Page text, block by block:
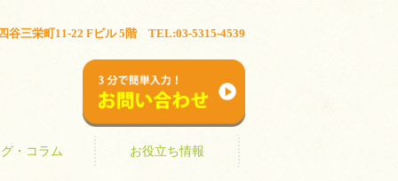
谷三栄町11-22 Fビル 5階 TEL:03-5315-4539
・コラム お役立ち情報